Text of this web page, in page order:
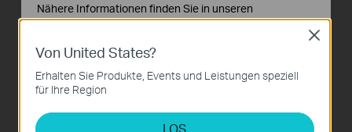
Neue Funktionen und Verbesserungen:
1. Optimiertes Wiedergabemodul.
Benachrichtigungen hinzugefügt.
4. Optimiertes Gerätekarten- und Design-Tool-Modul.
5. Unterstützung für das Modul Gerätewartung und
6. Unterstützung für die 2FA-Anmeldeauthentifizierung mit
Von United States?
Erhalten Sie Produkte, Events und Leistungen speziell
für Ihre Region
LOS
Close
Nähere Informationen finden Sie in unseren
Datenschutzhinweisen.
Notwendige Cookies
Diese Cookies sind zur Funktion der Website
erforderlich und können in Ihren Systemen nicht
Analyse- und Marketing-Cookies